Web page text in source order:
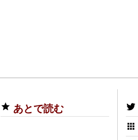
あとで読む